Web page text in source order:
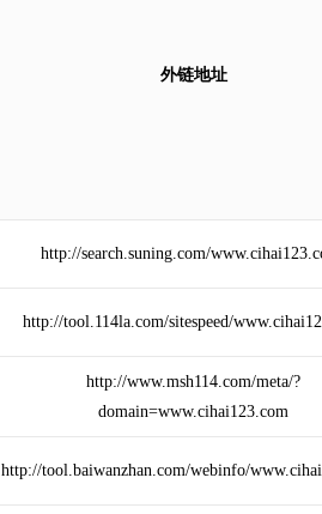
外链地址
http://search.suning.com/
http://tool.114la.com/sitespeed/
http://www.msh114.com/meta/?
domain=www.cihai123.com
http://tool.baiwanzhan.com/webinfo/